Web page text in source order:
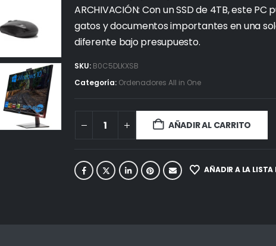
ARCHIVACIÓN: Con un SSD de 4TB, este
gatos y documentos importantes en una
diferente bajo presupuesto.
SKU: B0C5DLKXSB
Categoría: Ordenadores All in One
AÑADIR AL CARRITO
AÑADIR A LA LISTA